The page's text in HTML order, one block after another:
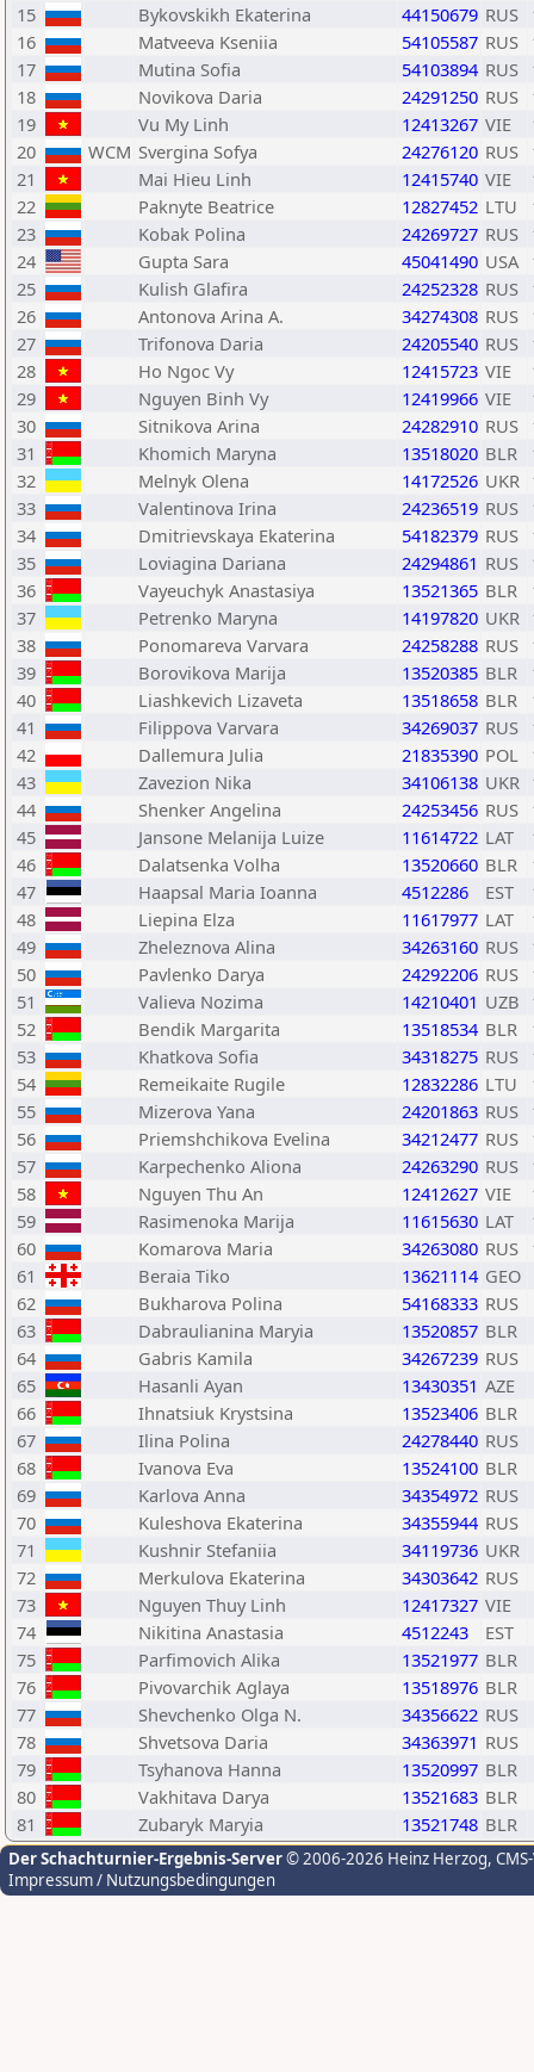
15
Bykovskikh Ekaterina 44150679 RUS
16
Matveeva Kseniia 54105587 RUS
17
Mutina Sofia 54103894 RUS
18
Novikova Daria 24291250 RUS
19
Vu My Linh 12413267 VIE
20
WCM Svergina Sofya 24276120 RUS
21
Mai Hieu Linh 12415740 VIE
22
Paknyte Beatrice 12827452 LTU
23
Kobak Polina 24269727 RUS
24
Gupta Sara 45041490 USA
25
Kulish Glafira 24252328 RUS
26
Antonova Arina A. 34274308 RUS
27
Trifonova Daria 24205540 RUS
28
Ho Ngoc Vy 12415723 VIE
29
Nguyen Binh Vy 12419966 VIE
30
Sitnikova Arina 24282910 RUS
31
Khomich Maryna 13518020 BLR
32
Melnyk Olena 14172526 UKR
33
Valentinova Irina 24236519 RUS
34
Dmitrievskaya Ekaterina 54182379 RUS
35
Loviagina Dariana 24294861 RUS
36
Vayeuchyk Anastasiya 13521365 BLR
37
Petrenko Maryna 14197820 UKR
38
Ponomareva Varvara 24258288 RUS
39
Borovikova Marija 13520385 BLR
40
Liashkevich Lizaveta 13518658 BLR
41
Filippova Varvara 34269037 RUS
42
Dallemura Julia 21835390 POL
43
Zavezion Nika 34106138 UKR
44
Shenker Angelina 24253456 RUS
45
Jansone Melanija Luize 11614722 LAT
46
Dalatsenka Volha 13520660 BLR
47
Haapsal Maria Ioanna 4512286 EST
48
Liepina Elza 11617977 LAT
49
Zheleznova Alina 34263160 RUS
50
Pavlenko Darya 24292206 RUS
51
Valieva Nozima 14210401 UZB
52
Bendik Margarita 13518534 BLR
53
Khatkova Sofia 34318275 RUS
54
Remeikaite Rugile 12832286 LTU
55
Mizerova Yana 24201863 RUS
56
Priemshchikova Evelina 34212477 RUS
57
Karpechenko Aliona 24263290 RUS
58
Nguyen Thu An 12412627 VIE
59
Rasimenoka Marija 11615630 LAT
60
Komarova Maria 34263080 RUS
61
Beraia Tiko 13621114 GEO
62
Bukharova Polina 54168333 RUS
63
Dabraulianina Maryia 13520857 BLR
64
Gabris Kamila 34267239 RUS
65
Hasanli Ayan 13430351 AZE
66
Ihnatsiuk Krystsina 13523406 BLR
67
Ilina Polina 24278440 RUS
68
Ivanova Eva 13524100 BLR
69
Karlova Anna 34354972 RUS
70
Kuleshova Ekaterina 34355944 RUS
71
Kushnir Stefaniia 34119736 UKR
72
Merkulova Ekaterina 34303642 RUS
73
Nguyen Thuy Linh 12417327 VIE
74
Nikitina Anastasia 4512243
EST
75
Parfimovich Alika 13521977 BLR
76
Pivovarchik Aglaya 13518976 BLR
77
Shevchenko Olga N. 34356622 RUS
78
Shvetsova Daria 34363971 RUS
79
Tsyhanova Hanna 13520997 BLR
80
Vakhitava Darya 13521683 BLR
81
Zubaryk Maryia 13521748 BLR
Der Schachturnier-Ergebnis-Server© 2006-2026 Heinz Herzog,
Impressum / Nutzungsbedingungen